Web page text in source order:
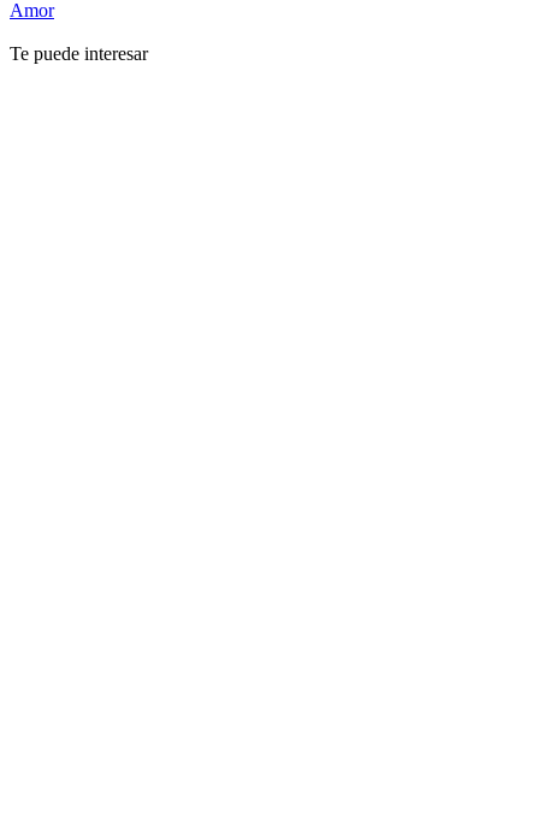
Amor
Te puede interesar